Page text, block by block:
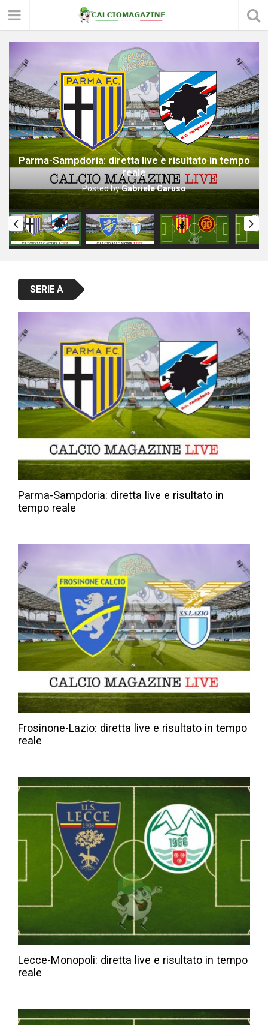
Frosinone-Lazio: diretta live e risultato in tempo reale
Posted byRedazione Calciomagazine
Pre
us
Nex
SERIE A
Parma-Sampdoria: diretta live e risultato in
tempo reale
Frosinone-Lazio: diretta live e risultato in tempo
reale
Lecce-Monopoli: diretta live e risultato in tempo
reale